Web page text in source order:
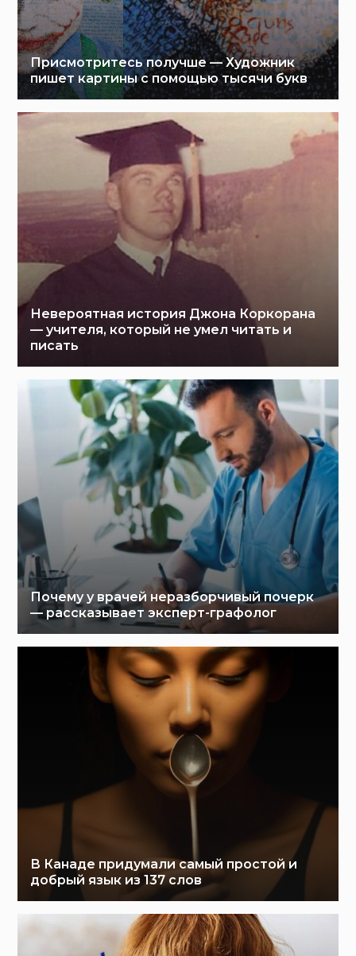
Присмотритесь получше — Художник
пишет картины с помощью тысячи букв
Невероятная история Джона Коркорана
— учителя, который не умел читать и
писать
Почему у врачей неразборчивый почерк
— рассказывает эксперт-графолог
В Канаде придумали самый простой и
добрый язык из 137 слов